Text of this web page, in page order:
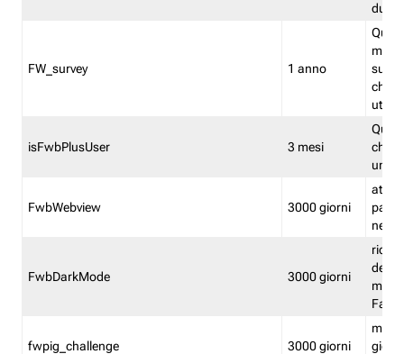
FW_survey 1 anno
utenti
isFwbPlusUser 3 mesi
che
una
FwbWebview 3000 giorni
attiva
FwbDarkMode 3000 giorni
fwpig_challenge 3000 giorni